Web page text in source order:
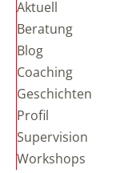
Aktuell
Beratung
Blog
Coaching
Geschichten
Profil
Supervision
Workshops